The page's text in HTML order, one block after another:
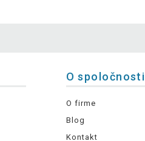
O spoločnosti
O firme
Blog
Kontakt